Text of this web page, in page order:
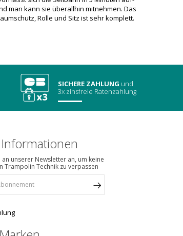
man kann sie überallhin mitnehmen. Das
Rolle und Sitz ist sehr komplett.
SICHERE ZAHLUNG und
3x zinsfreie Ratenzahlung
an unserer Newsletter an, um keine
Trampolin Technik zu verpassen